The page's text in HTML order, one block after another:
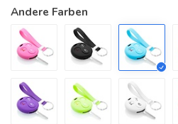
Andere Farben